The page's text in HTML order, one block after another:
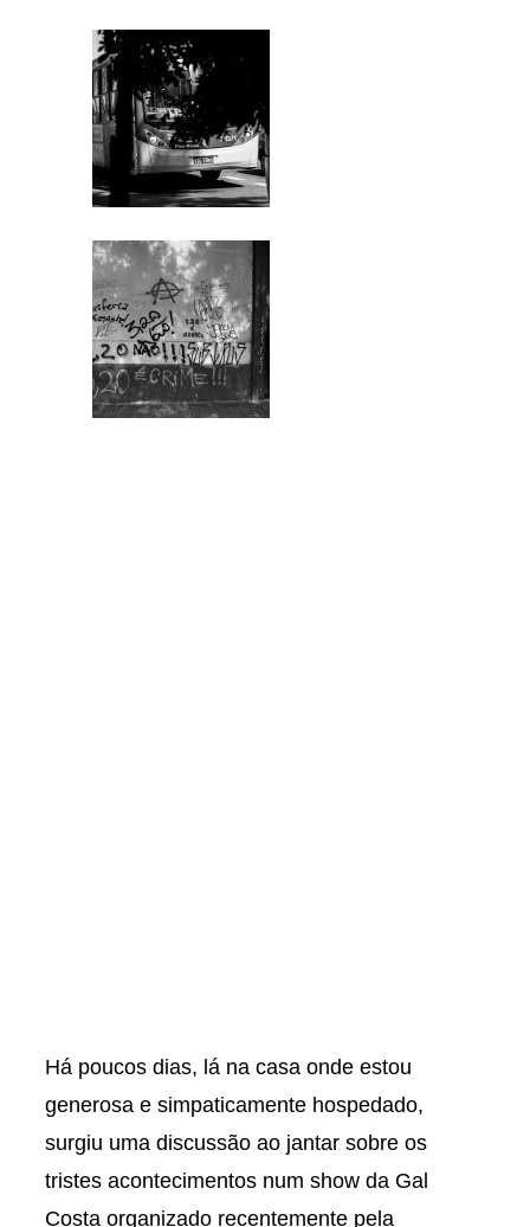
Há poucos dias, lá na casa onde estou
generosa e simpaticamente hospedado,
surgiu uma discussão ao jantar sobre os
tristes acontecimentos num show da Gal
Costa organizado recentemente pela